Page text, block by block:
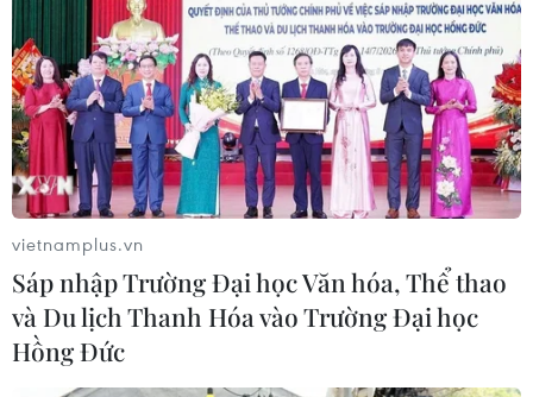
Trại tị nạn đầu tiên được sử dụng
năng lượng sạch
vietnamplus.vn
Sáp nhập Trường Đại học Văn hóa, Thể thao
và Du lịch Thanh Hóa vào Trường Đại học
Hồng Đức